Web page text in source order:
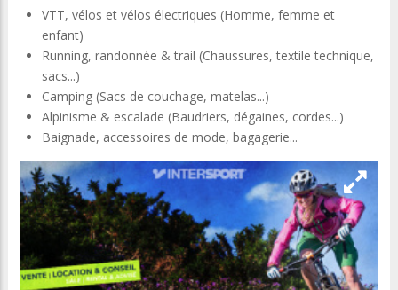
VTT, vélos et vélos électriques (Homme, femme et
enfant)
Running, randonnée & trail (Chaussures, textile technique,
sacs...)
Camping (Sacs de couchage, matelas...)
Alpinisme & escalade (Baudriers, dégaines, cordes...)
Baignade, accessoires de mode, bagagerie...